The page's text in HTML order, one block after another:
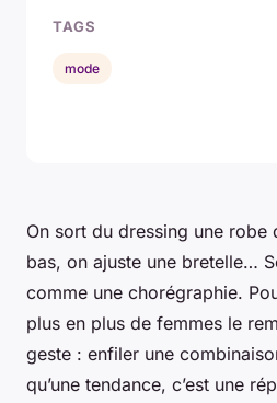
On sort du dressing une robe
bas, on ajuste une bretelle…
comme une chorégraphie.
plus en plus de femmes le
geste : enfiler une
qu’une tendance, c’est une
TAGS
mode